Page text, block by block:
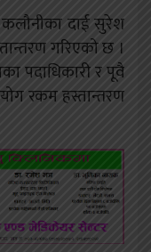
दाई सुरेश
गरिएको छ ।
पदाधिकारी र पूवै
रकम हस्तान्तरण